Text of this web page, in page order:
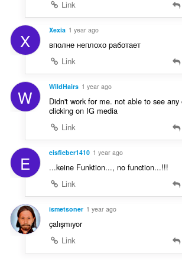
e
s
:
Link
X Xexia 1 year ago
вполне неплохо работает
Link
W WildHairs 1 year ago
Didn't work for me. not able to see
clicking on IG media
Link
E eisfieber1410 1 year ago
...keine Funktion..., no function...!!!
Link
ismetsoner 1 year ago
çalışmıyor
Link